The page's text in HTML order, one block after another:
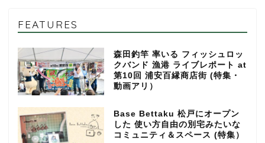
FEATURES
森田釣竿 率いる フィッシュロッ
クバンド 漁港 ライブレポート at
第10回 浦安百縁商店街 (特集・
動画アリ）
Base Bettaku 松戸にオープン
した 使い方自由の別宅みたいな
コミュニティ＆スペース (特集）